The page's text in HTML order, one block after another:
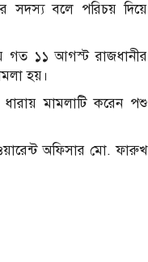
সদস্য বলে পরিচয় দিয়ে
গত ১১ আগস্ট রাজধানীর
হয়।
মামলাটি করেন পশু
অফিসার মো. ফারুখ